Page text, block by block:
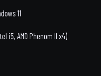
11
i5, AMD Phenom II x4)